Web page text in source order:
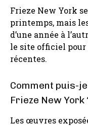
Frieze New York
printemps, mais
d’une année à
le site officiel
récentes.
Comment puis-
Frieze New York
Les œuvres